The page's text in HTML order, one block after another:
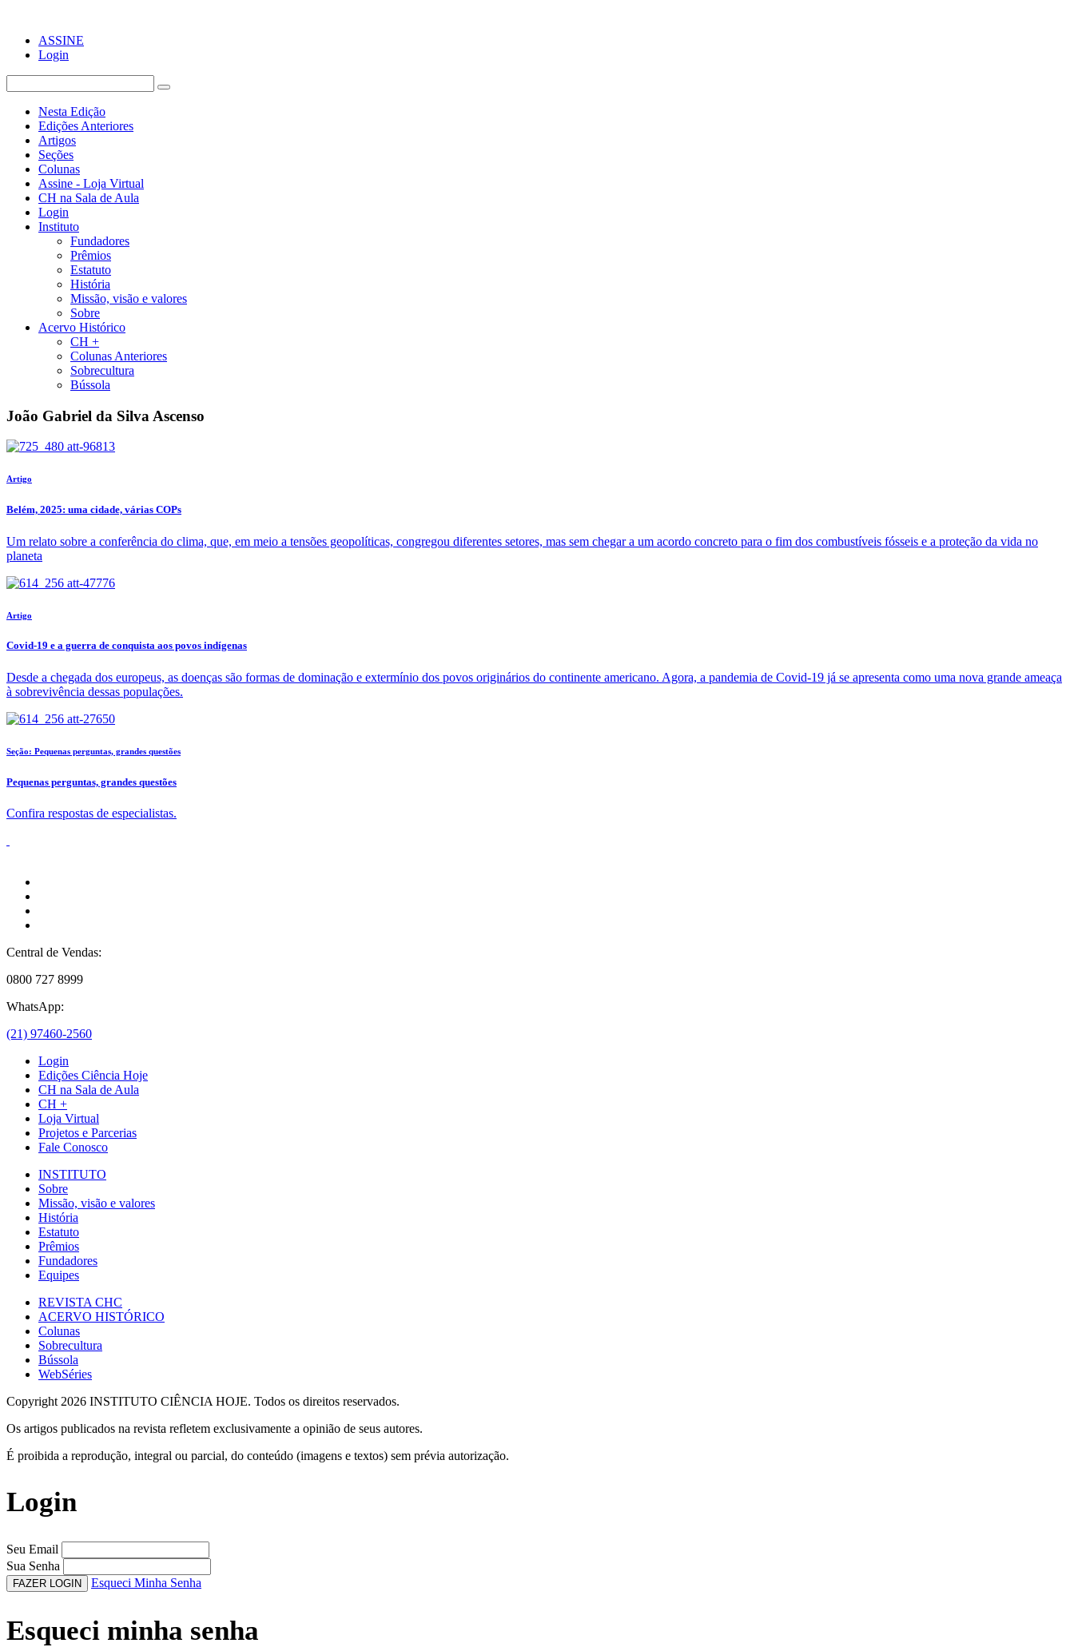
ASSINE
Login
Nesta Edição
Edições Anteriores
Artigos
Seções
Colunas
Assine - Loja Virtual
CH na Sala de Aula
Login
Instituto
Fundadores
Prêmios
Estatuto
História
Missão, visão e valores
Sobre
Acervo Histórico
CH +
Colunas Anteriores
Sobrecultura
Bússola
João Gabriel da Silva Ascenso
Artigo
Belém, 2025: uma cidade, várias COPs
Um relato sobre a conferência do clima, que, em meio a tensões geopolíticas, congregou diferentes setores, mas sem chegar a um acordo concreto para o fim dos combustíveis fósseis e a proteção da vida no
planeta
Artigo
Covid-19 e a guerra de conquista aos povos indígenas
Desde a chegada dos europeus, as doenças são formas de dominação e extermínio dos povos originários do continente americano. Agora, a pandemia de Covid-19 já se apresenta como uma nova grande ameaça
à sobrevivência dessas populações.
Seção: Pequenas perguntas, grandes questões
Pequenas perguntas, grandes questões
Confira respostas de especialistas.
Central de Vendas:
0800 727 8999
WhatsApp:
(21) 97460-2560
Login
Edições Ciência Hoje
CH na Sala de Aula
CH +
Loja Virtual
Projetos e Parcerias
Fale Conosco
INSTITUTO
Sobre
Missão, visão e valores
História
Estatuto
Prêmios
Fundadores
Equipes
REVISTA CHC
ACERVO HISTÓRICO
Colunas
Sobrecultura
Bússola
WebSéries
Copyright 2026 INSTITUTO CIÊNCIA HOJE. Todos os direitos reservados.
Os artigos publicados na revista refletem exclusivamente a opinião de seus autores.
É proibida a reprodução, integral ou parcial, do conteúdo (imagens e textos) sem prévia autorização.
Login
Seu Email
Sua Senha
FAZER LOGIN Esqueci Minha Senha
Esqueci minha senha